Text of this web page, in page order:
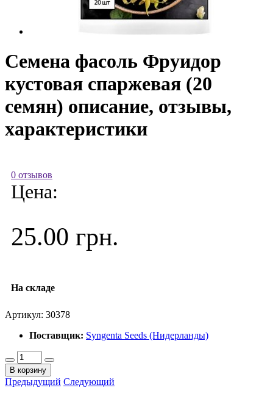
Семена фасоль Фруидор
кустовая спаржевая (20
семян) описание, отзывы,
характеристики
0 отзывов
Цена:
25.00 грн.
На складе
Артикул: 30378
Поставщик: Syngenta Seeds (Нидерланды)
В корзину
Предыдущий Следующий